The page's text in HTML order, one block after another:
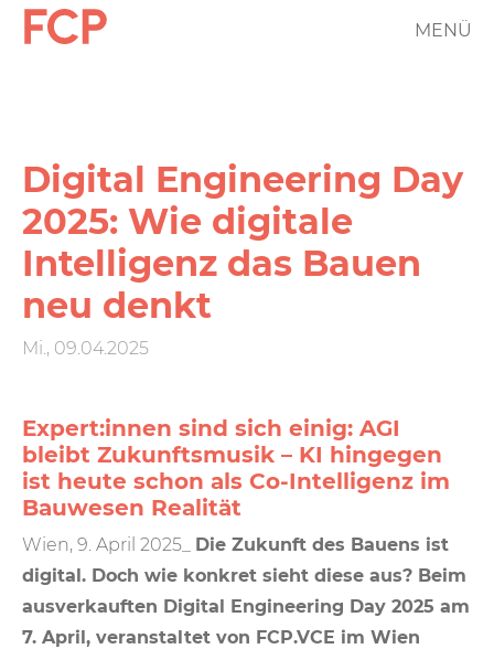
Direkt
zumFCP
Logo
MENÜ
Digital Engineering Day
2025: Wie digitale
Intelligenz das Bauen
neu denkt
Mi., 09.04.2025
Expert:innen sind sich einig: AGI
bleibt Zukunftsmusik – KI hingegen
ist heute schon als Co-Intelligenz im
Bauwesen Realität
Wien, 9. April 2025_ Die Zukunft des Bauens ist
digital. Doch wie konkret sieht diese aus? Beim
ausverkauften Digital Engineering Day 2025 am
7. April, veranstaltet von FCP.VCE im Wien